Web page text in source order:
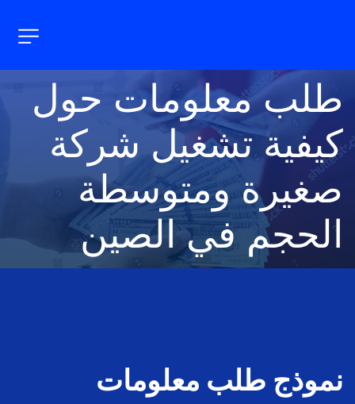
طلب معلومات حول
صغيرة ومتوسطة
الحجم في الصين
نموذج طلب معلومات